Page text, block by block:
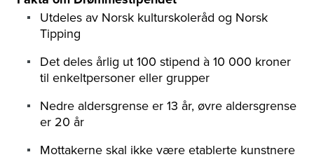
Utdeles av Norsk kulturskoleråd og Norsk
Tipping
Det deles årlig ut 100 stipend à 10 000 kroner
til enkeltpersoner eller grupper
Nedre aldersgrense er 13 år, øvre aldersgrense
er 20 år
Mottakerne skal ikke være etablerte kunstnere